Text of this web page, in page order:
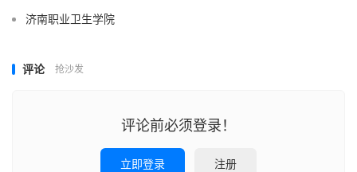
济南职业卫生学院
评论 抢沙发
评论前必须登录！
立即登录 注册